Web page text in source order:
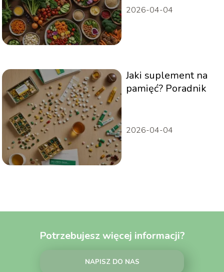
2026-04-04
Jaki suplement na
pamięć? Poradnik
2026-04-04
Potrzebujesz więcej informacji?
NAPISZ DO NAS